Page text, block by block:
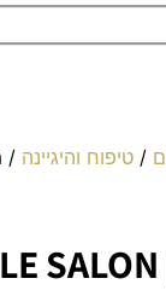
/ טיפוח והיגיינה
מספריים לארנבון LE SALON